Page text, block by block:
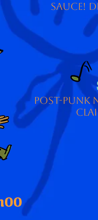
sauce!
post-punk